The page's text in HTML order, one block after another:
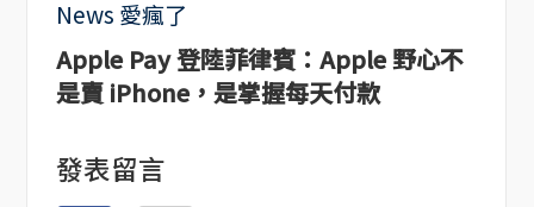
Apple Pay 登陸菲律賓：Apple 野心不
是賣 iPhone，是掌握每天付款
發表留言